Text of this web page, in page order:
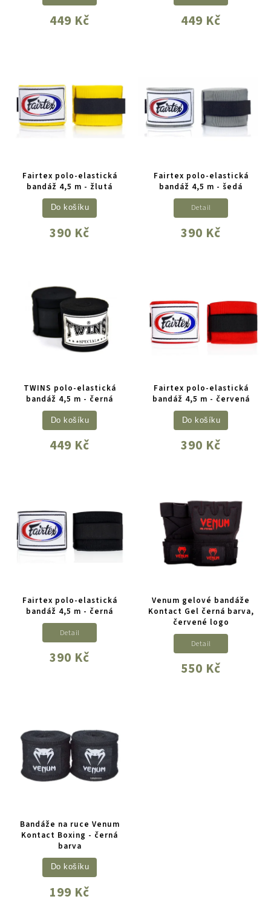
449 Kč 449 Kč
Fairtex polo-elastická
bandáž 4,5 m - žlutá
390 Kč
Do košíku
Fairtex polo-elastická
bandáž 4,5 m - šedá
390 Kč
Detail
TWINS polo-elastická
bandáž 4,5 m - černá
449 Kč
Do košíku
Fairtex polo-elastická
bandáž 4,5 m - červená
390 Kč
Do košíku
Fairtex polo-elastická
bandáž 4,5 m - černá
390 Kč
Detail
Venum gelové bandáže
Kontact Gel černá barva,
červené logo
550 Kč
Detail
Bandáže na ruce Venum
Kontact Boxing - černá
barva
199 Kč
Do košíku